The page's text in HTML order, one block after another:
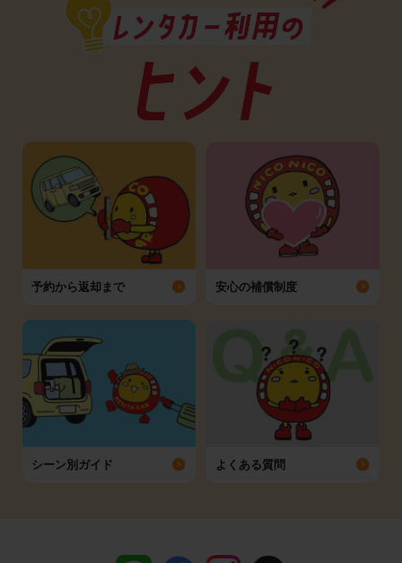
予約から返却まで 安心の補償制度
シーン別ガイド よくある質問